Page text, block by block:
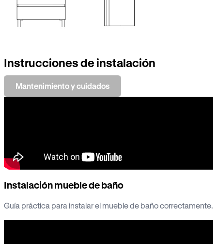
Instrucciones de instalación
Mantenimiento y cuidados
Instalación mueble de baño
Guía práctica para instalar el mueble de baño correctamente.